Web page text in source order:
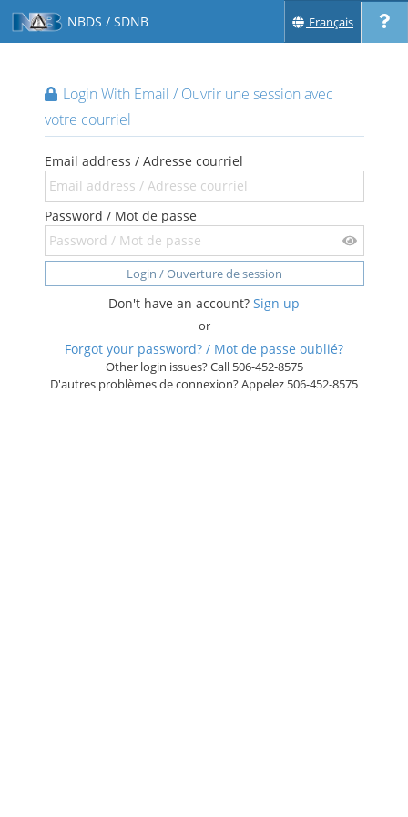
NBDS / SDNB Français
Login With Email / Ouvrir une session avec
votre courriel
Email address / Adresse courriel
Password / Mot de passe
Login / Ouverture de session
Don't have an account? Sign up
or
Forgot your password? / Mot de passe oublié?
Other login issues? Call 506-452-8575
D'autres problèmes de connexion? Appelez 506-452-8575